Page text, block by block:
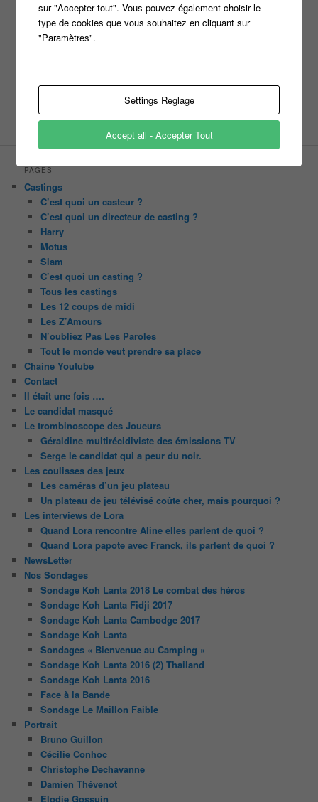
Maestro Masters money drop
n'oubliez pas les paroles
N'oubliez pas les paroles naguinoplp nrj12
pékin express révélation tf1
tournagetv W9
PAGES
Castings
C’est quoi un casteur ?
C’est quoi un directeur de casting ?
Harry
Motus
Slam
C’est quoi un casting ?
Tous les castings
Les 12 coups de midi
Les Z’Amours
N’oubliez Pas Les Paroles
Tout le monde veut prendre sa place
Chaine Youtube
Contact
Il était une fois ….
Le candidat masqué
Le trombinoscope des Joueurs
Géraldine multirécidiviste des émissions TV
Serge le candidat qui a peur du noir.
Les coulisses des jeux
Les caméras d’un jeu plateau
Un plateau de jeu télévisé coûte cher, mais pourquoi ?
Les interviews de Lora
Quand Lora rencontre Aline elles parlent de quoi ?
Quand Lora papote avec Franck, ils parlent de quoi ?
NewsLetter
Nos Sondages
Sondage Koh Lanta 2018 Le combat des héros
Sondage Koh Lanta Fidji 2017
Sondage Koh Lanta Cambodge 2017
Sondage Koh Lanta
Sondages « Bienvenue au Camping »
Sondage Koh Lanta 2016 (2) Thailand
Sondage Koh Lanta 2016
Face à la Bande
Sondage Le Maillon Faible
Portrait
Bruno Guillon
Cécilie Conhoc
Christophe Dechavanne
Damien Thévenot
Elodie Gossuin
sur "Accepter tout". Vous pouvez également choisir le
type de cookies que vous souhaitez en cliquant sur
"Paramètres".
Settings Reglage
Accept all - Accepter Tout